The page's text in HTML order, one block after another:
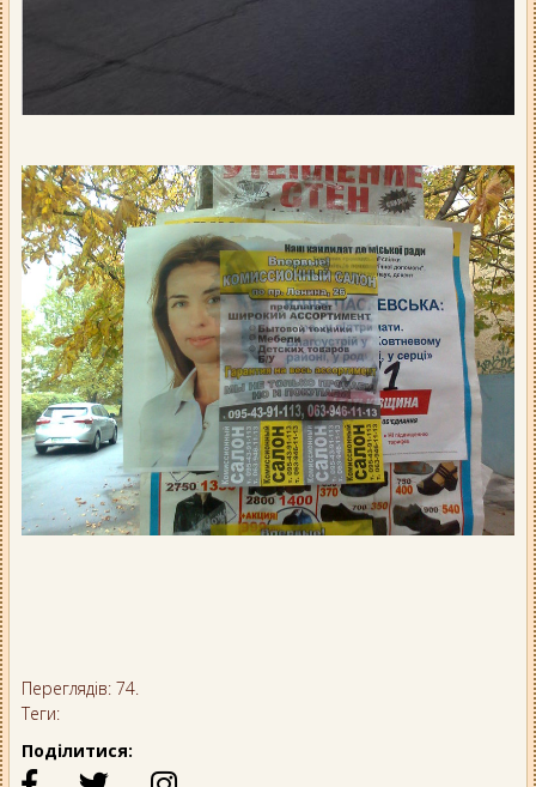
Переглядів: 74.
Теги:
Поділитися: